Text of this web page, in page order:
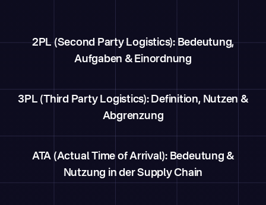
2PL (Second Party Logistics): Bedeutung,
Aufgaben & Einordnung
3PL (Third Party Logistics): Definition, Nutzen &
Abgrenzung
ATA (Actual Time of Arrival): Bedeutung &
Nutzung in der Supply Chain